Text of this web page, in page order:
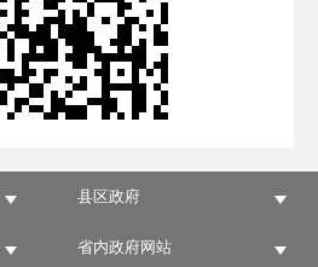
县区政府
省内政府网站